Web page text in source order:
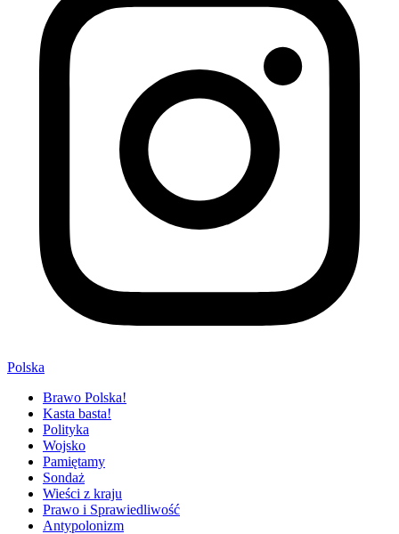
Polska
Brawo Polska!
Kasta basta!
Polityka
Wojsko
Pamiętamy
Sondaż
Wieści z kraju
Prawo i Sprawiedliwość
Antypolonizm